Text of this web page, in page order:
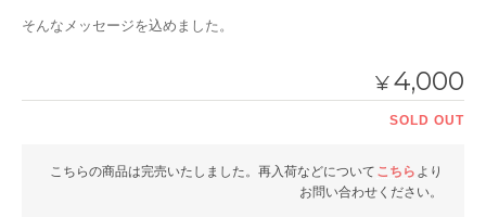
そんなメッセージを込めました。
¥4,000
SOLD OUT
こちらの商品は完売いたしました。再入荷などについて こちら より
お問い合わせください。